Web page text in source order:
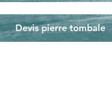
Devis pierre tombale